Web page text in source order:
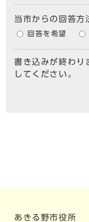
当市からの回答方
回答を希望
書き込みが終わり
してください。
あきる野市役所